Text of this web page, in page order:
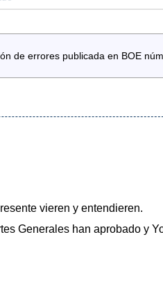
de errores publicada en BOE
vieren y entendieren.
Generales han aprobado y